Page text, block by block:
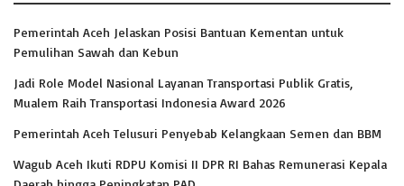
Pemerintah Aceh Jelaskan Posisi Bantuan Kementan untuk
Pemulihan Sawah dan Kebun
Jadi Role Model Nasional Layanan Transportasi Publik Gratis,
Mualem Raih Transportasi Indonesia Award 2026
Pemerintah Aceh Telusuri Penyebab Kelangkaan Semen dan BBM
Wagub Aceh Ikuti RDPU Komisi II DPR RI Bahas Remunerasi Kepala